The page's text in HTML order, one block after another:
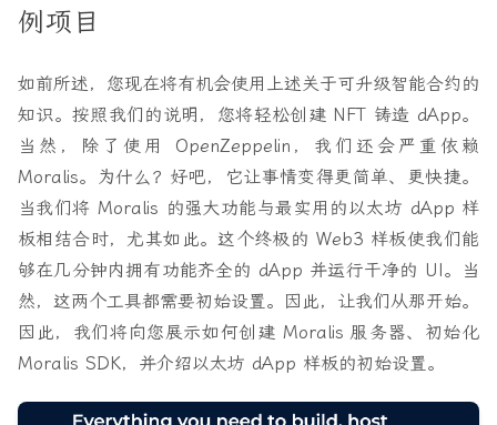
例项目
如前所述，您现在将有机会使用上述关于可升级智能合约的
知识。按照我们的说明，您将轻松创建 NFT 铸造 dApp。
当然，除了使用 OpenZeppelin，我们还会严重依赖
Moralis。为什么？好吧，它让事情变得更简单、更快捷。
当我们将 Moralis 的强大功能与最实用的以太坊 dApp 样
板相结合时，尤其如此。这个终极的 Web3 样板使我们能
够在几分钟内拥有功能齐全的 dApp 并运行干净的 UI。当
然，这两个工具都需要初始设置。因此，让我们从那开始。
因此，我们将向您展示如何创建 Moralis 服务器、初始化
Moralis SDK，并介绍以太坊 dApp 样板的初始设置。